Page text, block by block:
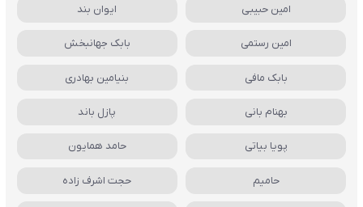
امین حبیبی ایوان بند
امین رستمی بابک جهانبخش
بابک مافی بنیامین بهادری
بهنام بانی پازل باند
پویا بیاتی حامد همایون
حامیم حجت اشرف زاده